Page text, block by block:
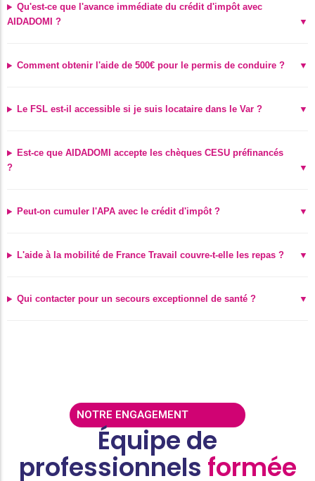
Qu'est-ce que l'avance immédiate du crédit d'impôt avec
AIDADOMI ?
Comment obtenir l'aide de 500€ pour le permis de conduire ?
Le FSL est-il accessible si je suis locataire dans le Var ?
Est-ce que AIDADOMI accepte les chèques CESU préfinancés
?
Peut-on cumuler l'APA avec le crédit d'impôt ?
L'aide à la mobilité de France Travail couvre-t-elle les repas ?
Qui contacter pour un secours exceptionnel de santé ?
NOTRE ENGAGEMENT
Équipe de
professionnels formée